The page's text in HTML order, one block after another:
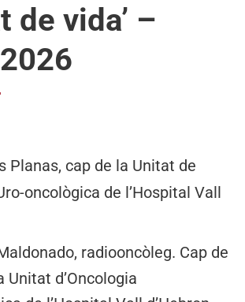
de vida’ –
Planas, cap de la Unitat de
oncològica de l’Hospital Vall
, radiooncòleg. Cap de
Unitat d’Oncologia